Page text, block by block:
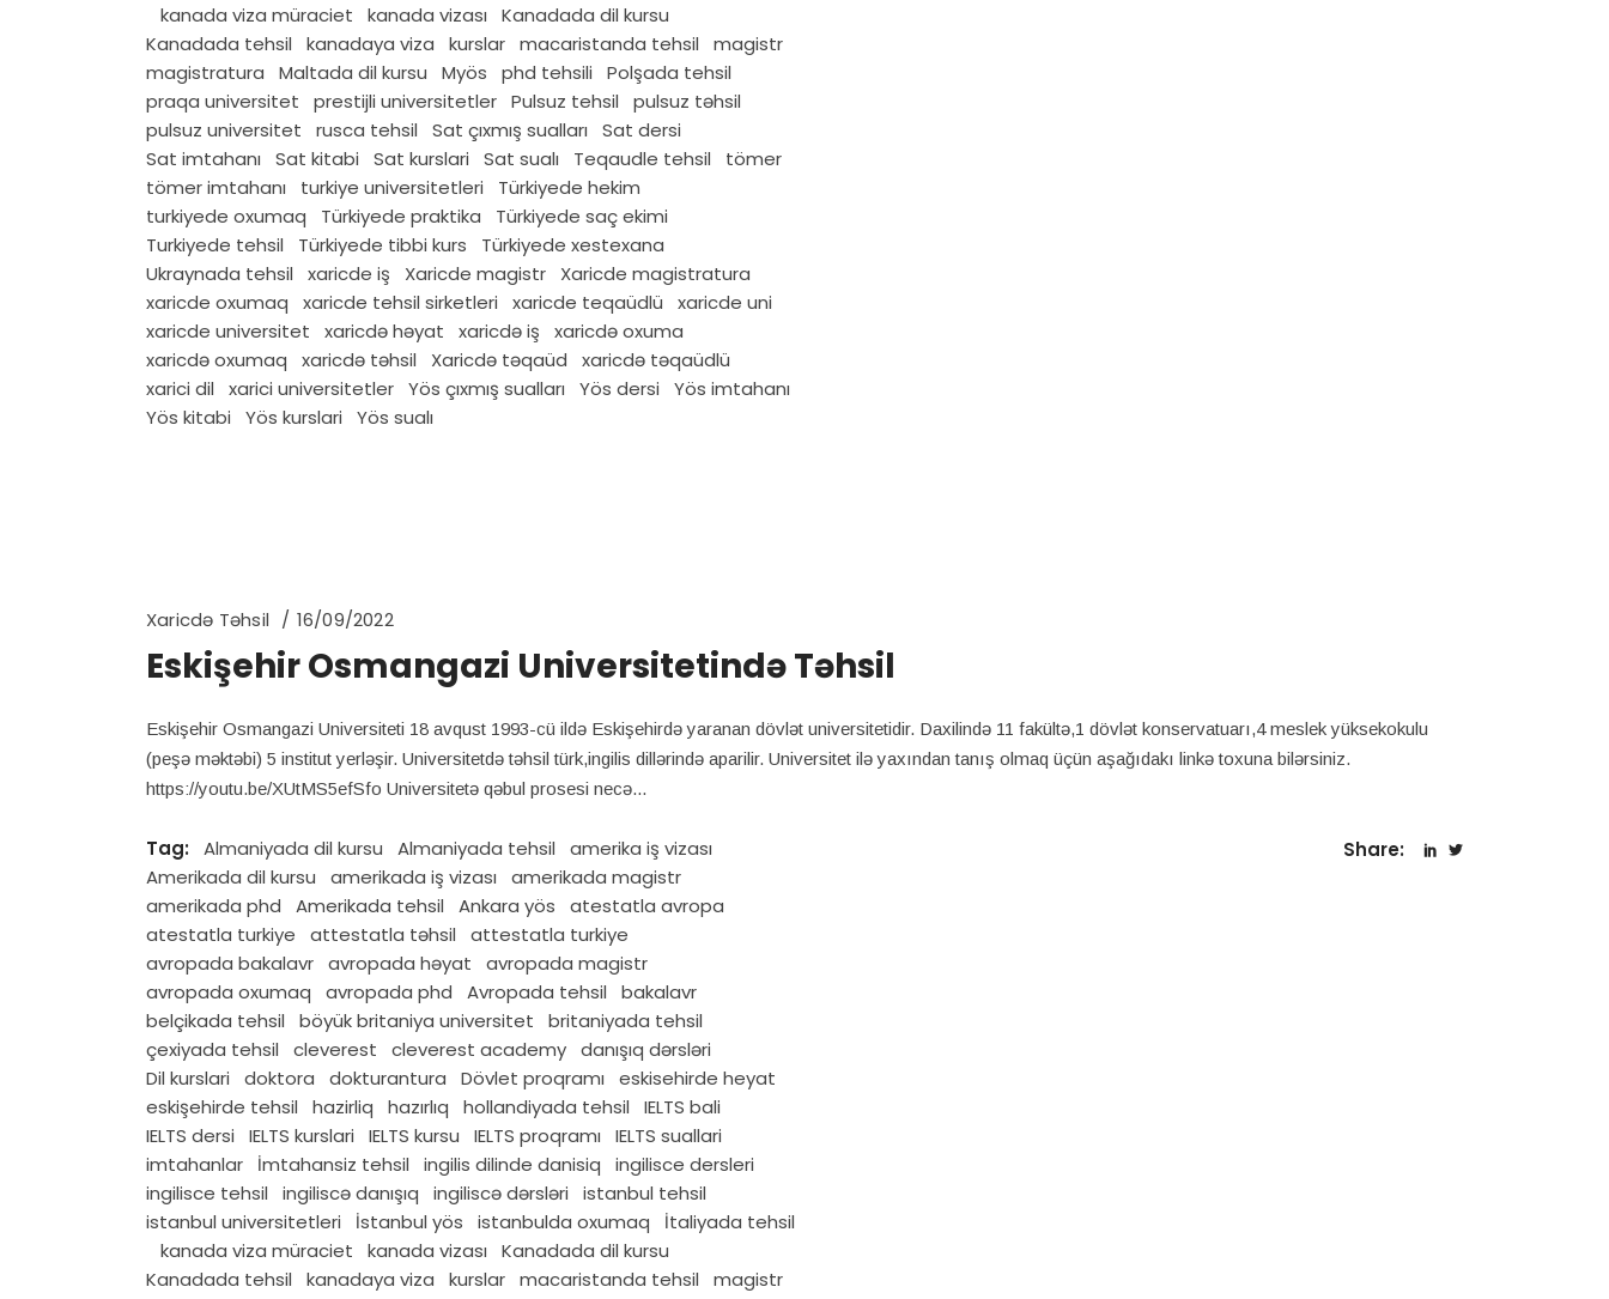
kanada viza müraciet
kanada vizası
Kanadada dil kursu
Kanadada tehsil
kanadaya viza kurslar macaristanda tehsil
magistr
magistratura
Maltada dil kursu Myös phd tehsili
Polşada tehsil
praqa universitet
prestijli universitetler Pulsuz tehsil
pulsuz təhsil
pulsuz universitet
rusca tehsil Sat çıxmış sualları
Sat dersi
Sat imtahanı
Sat kitabi Sat kurslari Sat sualı Teqaudle tehsil
tömer
tömer imtahanı
turkiye universitetleri
Türkiyede hekim
turkiyede oxumaq
Türkiyede praktika
Türkiyede saç ekimi
Turkiyede tehsil
Türkiyede tibbi kurs
Türkiyede xestexana
Ukraynada tehsil
xaricde iş Xaricde magistr
Xaricde magistratura
xaricde oxumaq
xaricde tehsil sirketleri xaricde teqaüdlü
xaricde uni
xaricde universitet
xaricdə həyat xaricdə iş
xaricdə oxuma
xaricdə oxumaq
xaricdə təhsil Xaricdə təqaüd
xaricdə təqaüdlü
xarici dil
xarici universitetler Yös çıxmış sualları Yös dersi
Yös imtahanı
Yös kitabi
Yös kurslari Yös sualı
Xaricdə Təhsil 16/09/2022
Eskişehir Osmangazi Universitetində Təhsil
Eskişehir Osmangazi Universiteti 18 avqust 1993-cü ildə Eskişehirdə yaranan dövlət universitetidir. Daxilində 11 fakültə,1 dövlət konservatuarı,4 meslek yüksekokulu
(peşə məktəbi) 5 institut yerləşir. Universitetdə təhsil türk,ingilis dillərində aparilir. Universitet ilə yaxından tanış olmaq üçün aşağıdakı linkə toxuna bilərsiniz.
https://youtu.be/XUtMS5efSfo Universitetə qəbul prosesi necə
Tag: Almaniyada dil kursu Almaniyada tehsil
amerika iş vizası
Amerikada dil kursu
amerikada iş vizası
amerikada magistr
amerikada phd
Amerikada tehsil Ankara yös
atestatla avropa
atestatla turkiye
attestatla təhsil
attestatla turkiye
avropada bakalavr avropada həyat
avropada magistr
avropada oxumaq
avropada phd Avropada tehsil
bakalavr
belçikada tehsil
böyük britaniya universitet
britaniyada tehsil
çexiyada tehsil
cleverest cleverest academy danışıq dərsləri
Dil kurslari
doktora dokturantura Dövlet proqramı
eskisehirde heyat
eskişehirde tehsil
hazirliq hazırlıq hollandiyada tehsil
IELTS bali
IELTS dersi
IELTS kurslari IELTS kursu IELTS proqramı
IELTS suallari
imtahanlar
İmtahansiz tehsil ingilis dilinde danisiq
ingilisce dersleri
ingilisce tehsil
ingiliscə danışıq ingiliscə dərsləri
istanbul tehsil
istanbul universitetleri
İstanbul yös istanbulda oxumaq
İtaliyada tehsil
kanada viza müraciet
kanada vizası
Kanadada dil kursu
Kanadada tehsil
kanadaya viza kurslar macaristanda tehsil
magistr
Share: